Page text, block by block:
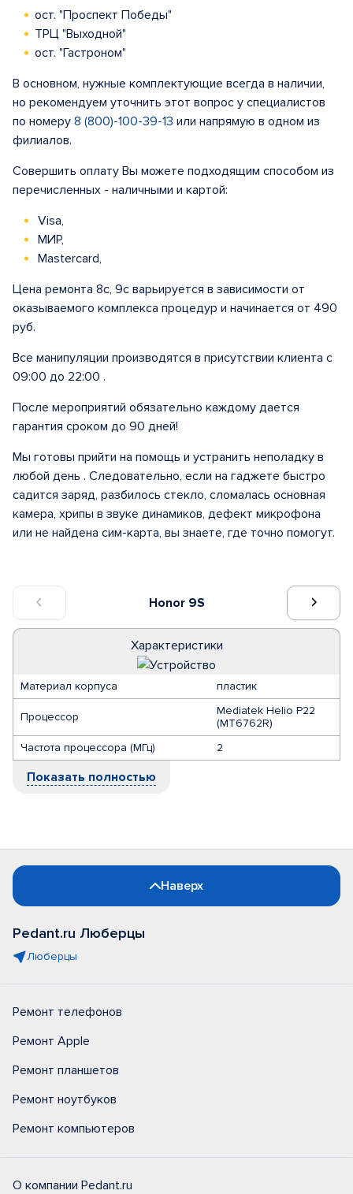
Honor 9S
Характеристики
Материал корпуса пластик
Процессор
Mediatek Helio P22
(MT6762R)
Частота процессора (МГц)
2
Показать полностью
ост. "Проспект Победы"
ТРЦ "Выходной"
ост. "Гастроном"
В основном, нужные комплектующие всегда в наличии,
но рекомендуем уточнить этот вопрос у специалистов
по номеру 8 (800)-100-39-13 или напрямую в одном из
филиалов.
Совершить оплату Вы можете подходящим способом из
перечисленных - наличными и картой:
Visa,
МИР,
Mastercard,
Цена ремонта 8с, 9с варьируется в зависимости от
оказываемого комплекса процедур и начинается от 490
руб.
Все манипуляции производятся в присутствии клиента с
09:00 до 22:00 .
После мероприятий обязательно каждому дается
гарантия сроком до 90 дней!
Мы готовы прийти на помощь и устранить неполадку в
любой день . Следовательно, если на гаджете быстро
садится заряд, разбилось стекло, сломалась основная
камера, хрипы в звуке динамиков, дефект микрофона
или не найдена сим-карта, вы знаете, где точно помогут.
Наверх
Pedant.ru Люберцы
Люберцы
Ремонт телефонов
Ремонт Apple
Ремонт планшетов
Ремонт ноутбуков
Ремонт компьютеров
О компании Pedant.ru